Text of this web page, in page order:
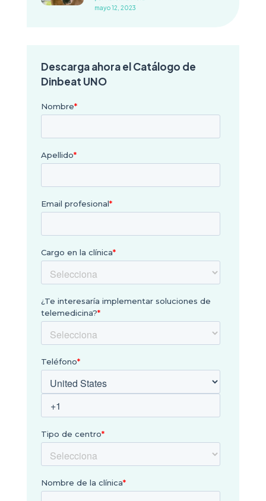
mayo 12, 2023
Descarga ahora el Catálogo de
Dinbeat UNO